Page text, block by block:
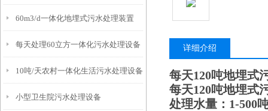
60m3/d一体化地埋式污水处理装置
每天处理60立方一体化污水处理设备
10吨/天农村一体化生活污水处理设备
小型卫生院污水处理设备
详细介绍
每天120吨地埋式
每天120吨地埋式
处理水量：1-500